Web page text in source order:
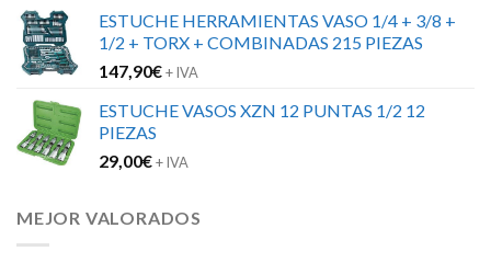
ESTUCHE HERRAMIENTAS VASO 1/4 + 3/8 +
1/2 + TORX + COMBINADAS 215 PIEZAS
147,90€+ IVA
ESTUCHE VASOS XZN 12 PUNTAS 1/2 12
PIEZAS
29,00€+ IVA
MEJOR VALORADOS